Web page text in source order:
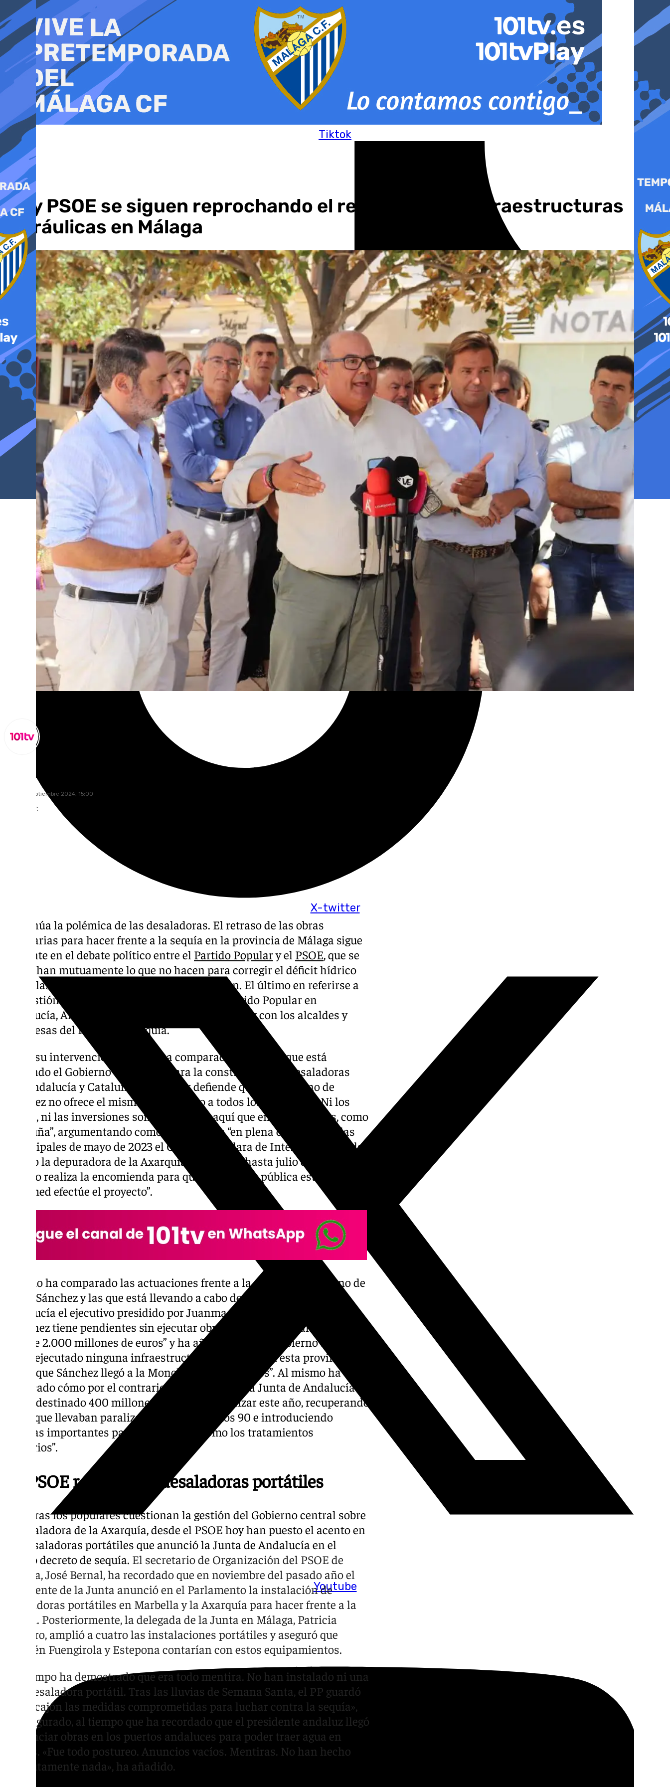
al
contenido
Tiktok
X-twitter
Youtube
PP y PSOE se siguen reprochando el retraso de las infraestructuras
hidráulicas en Málaga
jueves, 5 septiembre 2024, 15:00
Compartir:
Continúa la polémica de las desaladoras. El retraso de las obras
necesarias para hacer frente a la sequía en la provincia de Málaga sigue
presente en el debate político entre el Partido Populary el PSOE, que se
reprochan mutuamente lo que no hacen para corregir el déficit hídrico
desde las instituciones públicas que gobiernan. El último en referirse a
la cuestión ha sido el secretario general del Partido Popular en
Andalucía, Antonio Repullo, que se ha reunido hoy con los alcaldes y
alcaldesas del PP en la Axarquía.
En su su intervención, Repullo ha comparado la gestión que está
haciendo el Gobierno de España para la construcción de desaladoras
con Andalucía y Cataluña. El popular defiende que “el Gobierno de
Sánchez no ofrece el mismo tratamiento a todos los territorios. Ni los
plazos, ni las inversiones son los mismos aquí que en otros puntos, como
Cataluña”, argumentando como ejemplo que “en plena campaña de las
municipales de mayo de 2023 el Gobierno declara de Interés General del
Estado la depuradora de la Axarquía, pero no es hasta julio de 2024
cuando realiza la encomienda para que la empresa pública estatal
Acuamed efectúe el proyecto”.
Repullo ha comparado las actuaciones frente a la sequía del gobierno de
Pedro Sánchez y las que está llevando a cabo desde la Junta de
Andalucía el ejecutivo presidido por Juanma Moreno. Ha indicado que
“Sánchez tiene pendientes sin ejecutar obras hídricas en Málaga por
más de 2.000 millones de euros” y ha añadido que “el Gobierno socialista
no ha ejecutado ninguna infraestructura hidráulica en esta provincia
desde que Sánchez llegó a la Moncloa, hace seis años”. Al mismo ha
destacado cómo por el contrario “el Gobierno de la Junta de Andalucía
habrá destinado 400 millones de euros al finalizar este año, recuperando
obras que llevaban paralizadas desde los años 90 e introduciendo
mejoras importantes para los regantes como los tratamientos
terciarios”.
EL PSOE reclama las desaladoras portátiles
Mientras los populares cuestionan la gestión del Gobierno central sobre
la desaladora de la Axarquía, desde el PSOE hoy han puesto el acento en
las desaladoras portátiles que anunció la Junta de Andalucía en el
último decreto de sequía. El secretario de Organización del PSOE de
Málaga, José Bernal, ha recordado que en noviembre del pasado año el
presidente de la Junta anunció en el Parlamento la instalación de
desaladoras portátiles en Marbella y la Axarquía para hacer frente a la
sequía. Posteriormente, la delegada de la Junta en Málaga, Patricia
Navarro, amplió a cuatro las instalaciones portátilesy aseguró que
también Fuengirola y Estepona contarían con estos equipamientos.
«El tiempo ha demostrado que era todo mentira. No han instalado ni una
sola desaladora portátil. Tras las lluvias de Semana Santa, el PP guardó
en un cajón las medidas comprometidas para luchar contra la sequía»,
ha asegurado, al tiempo que ha recordado que el presidente andaluz llegó
a anunciar obras en los puertos andaluces para poder traer agua en
barcos. «Fue todo postureo. Anuncios vacíos. Mentiras. No han hecho
absolutamente nada», ha añadido.